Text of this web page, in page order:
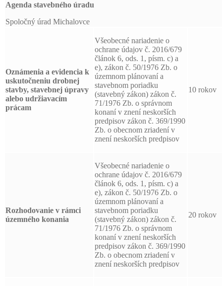
Agenda stavebného úradu
Spoločný úrad Michalovce
Oznámenia a evidencia k
uskutočneniu drobnej
stavby, stavebnej úpravy
alebo udržiavacím
prácam
Všeobecné nariadenie o
ochrane údajov č. 2016/679
článok 6, ods. 1, písm. c) a
e), zákon č. 50/1976 Zb. o
územnom plánovaní a
stavebnom poriadku
(stavebný zákon) zákon č.
71/1976 Zb. o správnom
konaní v znení neskorších
predpisov zákon č. 369/1990
Zb. o obecnom zriadení v
znení neskorších predpisov
10 rokov
Rozhodovanie v rámci
územného konania
Všeobecné nariadenie o
ochrane údajov č. 2016/679
článok 6, ods. 1, písm. c) a
e), zákon č. 50/1976 Zb. o
územnom plánovaní a
stavebnom poriadku
(stavebný zákon) zákon č.
71/1976 Zb. o správnom
konaní v znení neskorších
predpisov zákon č. 369/1990
Zb. o obecnom zriadení v
znení neskorších predpisov
20 rokov